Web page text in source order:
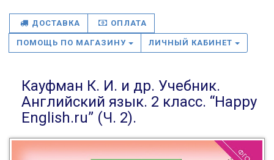
ДОСТАВКА ОПЛАТА
ПОМОЩЬ ПО МАГАЗИНУ ЛИЧНЫЙ КАБИНЕТ
Кауфман К. И. и др. Учебник.
Английский язык. 2 класс. “Happy
English.ru” (Ч. 2).